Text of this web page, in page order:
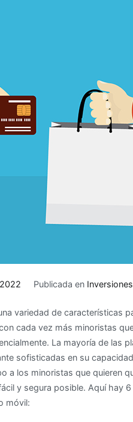
Publicada en Inversiones
variedad de características
cada vez más minoristas
La mayoría de las
sofisticadas en su
a los minoristas que quieren
y segura posible. Aquí hay
móvil: